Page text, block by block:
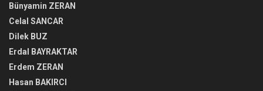
Bünyamin ZERAN
Celal SANCAR
Dilek BUZ
Erdal BAYRAKTAR
Erdem ZERAN
Hasan BAKIRCI